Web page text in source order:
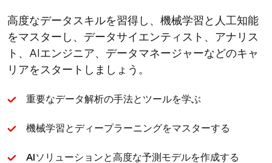
高度なデータスキルを習得し、機械学習と人工知能
をマスターし、データサイエンティスト、アナリス
ト、AIエンジニア、データマネージャーなどのキャ
リアをスタートしましょう。
重要なデータ解析の手法とツールを学ぶ
機械学習とディープラーニングをマスターする
AIソリューションと高度な予測モデルを作成する